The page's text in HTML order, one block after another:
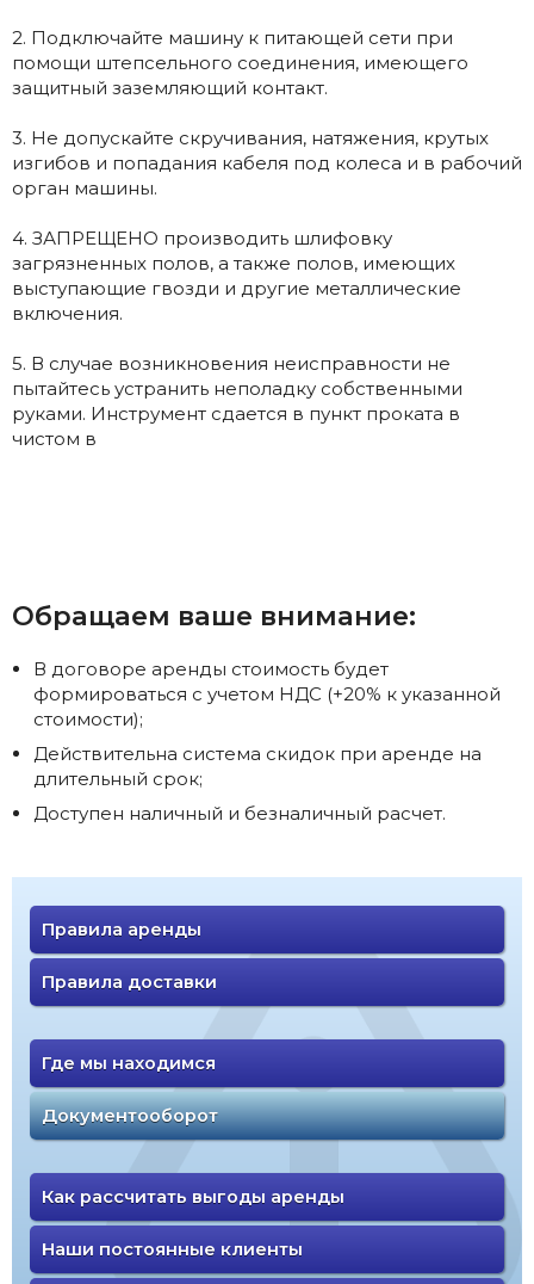
2. Подключайте машину к питающей сети при
помощи штепсельного соединения, имеющего
защитный заземляющий контакт.
3. Не допускайте скручивания, натяжения, крутых
изгибов и попадания кабеля под колеса и в рабочий
орган машины.
4. ЗАПРЕЩЕНО производить шлифовку
загрязненных полов, а также полов, имеющих
выступающие гвозди и другие металлические
включения.
5. В случае возникновения неисправности не
пытайтесь устранить неполадку собственными
руками. Инструмент сдается в пункт проката в
чистом в
Обращаем ваше внимание:
В договоре аренды стоимость будет
формироваться с учетом НДС (+20% к указанной
стоимости);
Действительна система скидок при аренде на
длительный срок;
Доступен наличный и безналичный расчет.
Правила аренды
Правила доставки
Где мы находимся
Документооборот
Как рассчитать выгоды аренды
Наши постоянные клиенты